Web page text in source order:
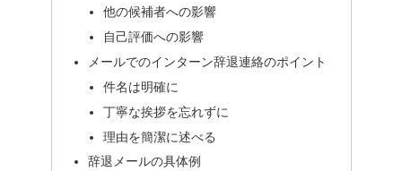
他の候補者への影響
自己評価への影響
メールでのインターン辞退連絡のポイント
件名は明確に
丁寧な挨拶を忘れずに
理由を簡潔に述べる
辞退メールの具体例